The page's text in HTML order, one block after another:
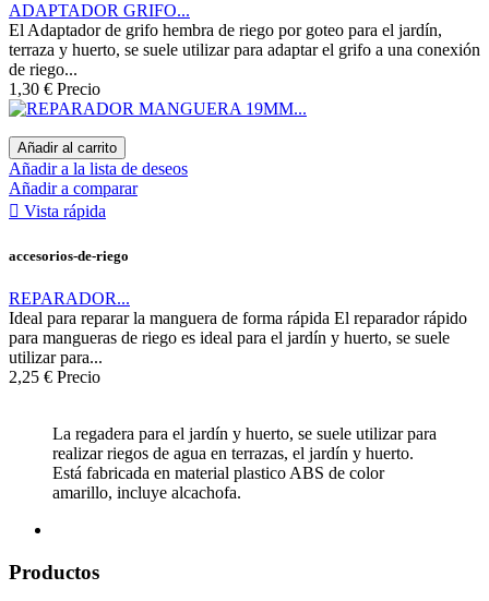
ADAPTADOR GRIFO...
El Adaptador de grifo hembra de riego por goteo para el jardín,
terraza y huerto, se suele utilizar para adaptar el grifo a una conexión
de riego...
1,30 € Precio
Añadir al carrito
Añadir a la lista de deseos
Añadir a comparar
 Vista rápida
accesorios-de-riego
REPARADOR...
Ideal para reparar la manguera de forma rápida El reparador rápido
para mangueras de riego es ideal para el jardín y huerto, se suele
utilizar para...
2,25 € Precio
La regadera para el jardín y huerto, se suele utilizar para
realizar riegos de agua en terrazas, el jardín y huerto.
Está fabricada en material plastico ABS de color
amarillo, incluye alcachofa.
Productos